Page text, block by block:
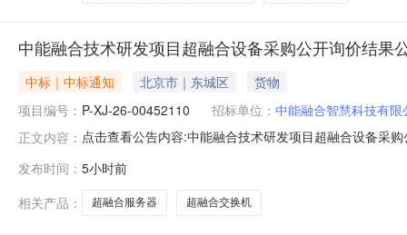
中能融合技术研发项目超融合设备采购公开询价结果
中标｜中标通知 北京市｜东城区
货物
项目编号： P-XJ-26-00452110 招标单位： 中能融合智慧科技有限
正文内容： 点击查看公告内容:中能融合技术研发项目超融合设备采
发布时间： 5小时前
相关产品：
超融合服务器 超融合交换机